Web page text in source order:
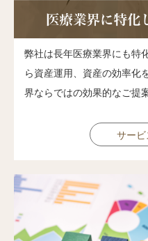
弊社は長年医療業界にも特
ら資産運用、資産の効率化
界ならではの効果的なご提
サービ